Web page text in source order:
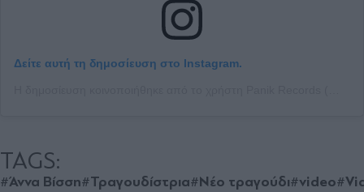
Δείτε αυτή τη δημοσίευση στο Instagram.
TAGS:
#Άννα Βίσση#Τραγουδίστρια#Νέο τραγούδι#video